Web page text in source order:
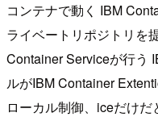
コンテナで動く IBM
ライベートリポジトリを
Container Serviceが行う
ルがIBM Container
ローカル制御、iceだけだ